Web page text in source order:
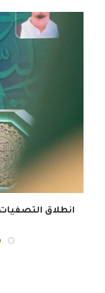
انطلاق التصفيات